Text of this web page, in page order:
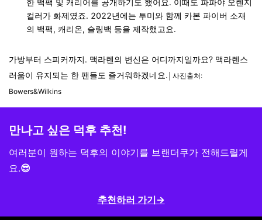
한 백팩 및 캐리어를 공개하기도 했어요. 이때도 파파야 오렌지
컬러가 화제였죠. 2022년에는 투미와 함께 카본 파이버 소재
의 백팩, 캐리온, 슬링백 등을 제작했고요.
가방부터 스피커까지. 맥라렌의 변신은 어디까지일까요? 맥라렌스
러움이 유지되는 한 팬들도 즐거워하겠네요. │사진출처:
Bowers&Wilkins
만나고 싶은 덕후 추천!
여러분이 원하는 덕후의 이야기를 브랜더쿠가 전해드릴게
요.😎
추천하러 가기→